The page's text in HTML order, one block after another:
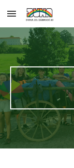
Skip to main content